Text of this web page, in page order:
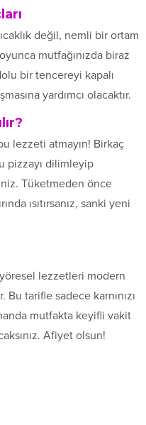
değil, nemli bir ortam
mutfağınızda biraz
bir tencereyi kapalı
yardımcı olacaktır.
lezzeti atmayın! Birkaç
pizzayı dilimleyip
Tüketmeden önce
ısıtırsanız, sanki yeni
lezzetleri modern
tarifle sadece karnınızı
mutfakta keyifli vakit
Afiyet olsun!